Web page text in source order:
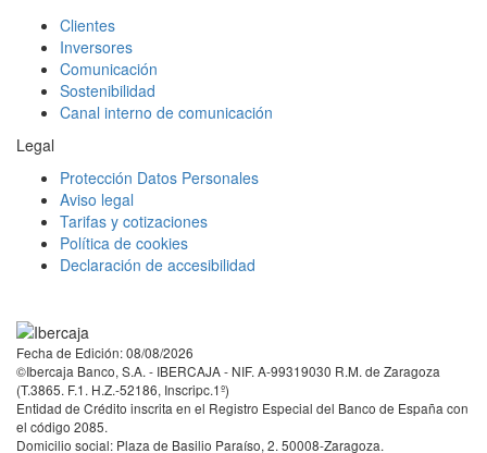
Clientes
Inversores
Comunicación
Sostenibilidad
Canal interno de comunicación
Legal
Protección Datos Personales
Aviso legal
Tarifas y cotizaciones
Política de cookies
Declaración de accesibilidad
Fecha de Edición: 08/08/2026
©Ibercaja Banco, S.A. - IBERCAJA - NIF. A-99319030 R.M. de Zaragoza
(T.3865. F.1. H.Z.-52186, Inscripc.1º)
Entidad de Crédito inscrita en el Registro Especial del Banco de España con
el código 2085.
Domicilio social: Plaza de Basilio Paraíso, 2. 50008-Zaragoza.